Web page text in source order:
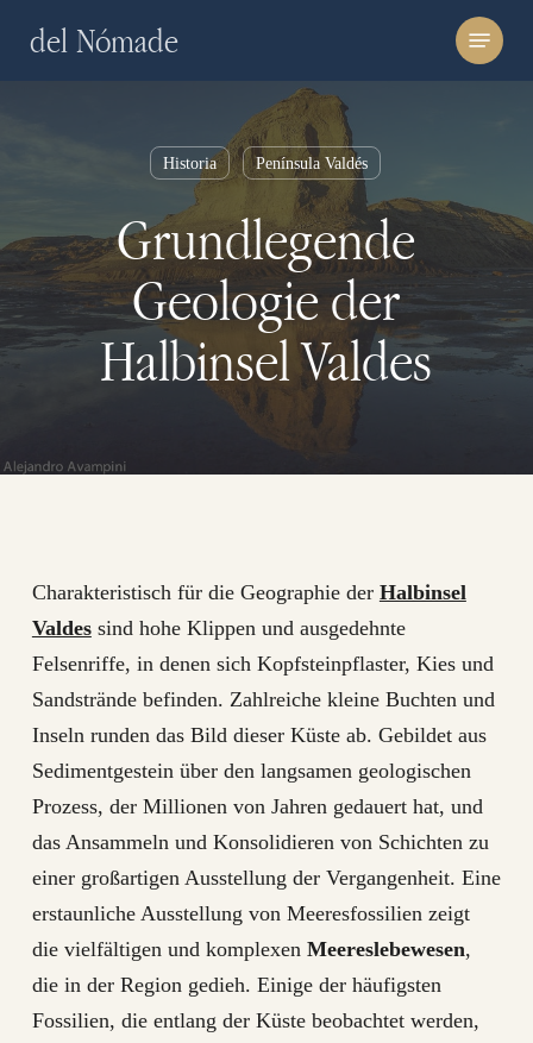
del Nómade Menu
Historia Península Valdés
Grundlegende
Geologie der
Halbinsel Valdes
Charakteristisch für die Geographie der Halbinsel
Valdessind hohe Klippen und ausgedehnte
Felsenriffe, in denen sich Kopfsteinpflaster, Kies und
Sandstrände befinden. Zahlreiche kleine Buchten und
Inseln runden das Bild dieser Küste ab. Gebildet aus
Sedimentgestein über den langsamen geologischen
Prozess, der Millionen von Jahren gedauert hat, und
das Ansammeln und Konsolidieren von Schichten zu
einer großartigen Ausstellung der Vergangenheit. Eine
erstaunliche Ausstellung von Meeresfossilien zeigt
die vielfältigen und komplexen Meereslebewesen,
die in der Region gedieh. Einige der häufigsten
Fossilien, die entlang der Küste beobachtet werden,